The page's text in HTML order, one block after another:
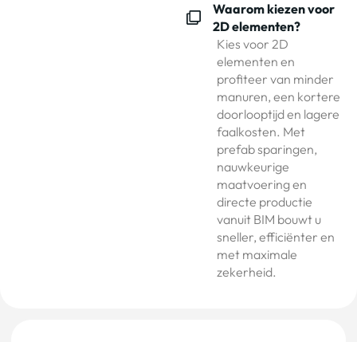
Waarom kiezen voor
2D elementen?
Kies voor 2D
elementen en
profiteer van minder
manuren, een kortere
doorlooptijd en lagere
faalkosten. Met
prefab sparingen,
nauwkeurige
maatvoering en
directe productie
vanuit BIM bouwt u
sneller, efficiënter en
met maximale
zekerheid.